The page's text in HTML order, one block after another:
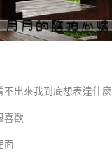
出來我到底想表達什麼
喜歡
面